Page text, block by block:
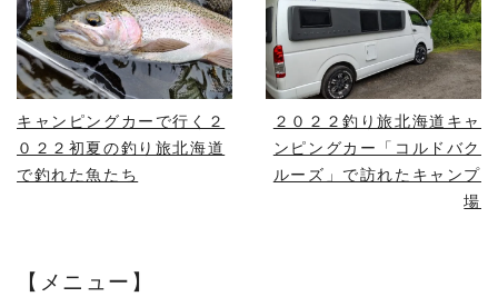
READ MORE
キャンピングカーで行く２
０２２初夏の釣り旅北海道
で釣れた魚たち
READ MORE
２０２２釣り旅北海道キャ
ンピングカー「コルドバク
ルーズ」で訪れたキャンプ
場
【メニュー】